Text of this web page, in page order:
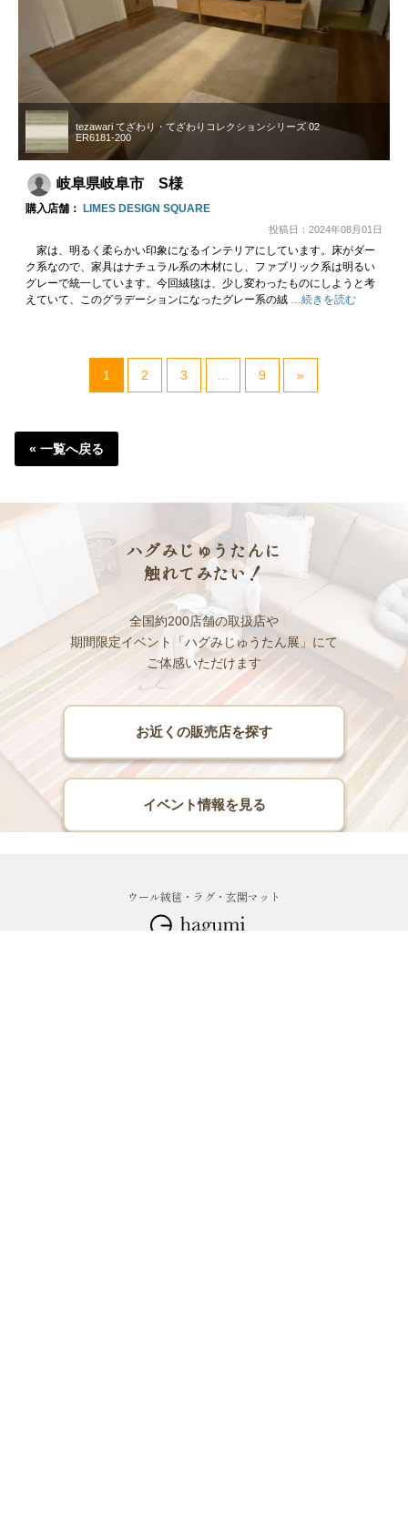
tezawari てざわり・てざわりコレクションシリーズ 02
ER6181-200
岐阜県岐阜市 S様
購入店舗： LIMES DESIGN SQUARE
投稿日：2024年08月01日
家は、明るく柔らかい印象になるインテリアにしています。床がダー
ク系なので、家具はナチュラル系の木材にし、ファブリック系は明るい
グレーで統一しています。今回絨毯は、少し変わったものにしようと考
えていて、このグラデーションになったグレー系の絨 …続きを読む
1 2 3 9 »
« 一覧へ戻る
ハグみじゅうたんに
触れてみたい！
全国約200店舗の取扱店や
期間限定イベント「ハグみじゅうたん展」にて
ご体感いただけます
お近くの販売店を探す
イベント情報を見る
ウール絨毯・ラグ・玄関マット